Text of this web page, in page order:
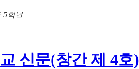
5학년
신문(창간 제 4호)